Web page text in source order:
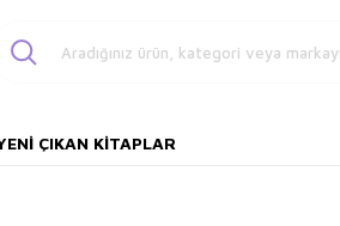
ÇIKAN KITAPLAR